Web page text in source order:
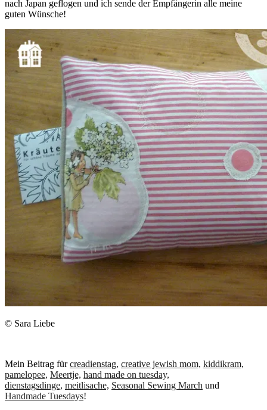
nach Japan geflogen und ich sende der Empfängerin alle meine
guten Wünsche!
© Sara Liebe
Mein Beitrag fürcreadienstag, creative jewish mom, kiddikram,
pamelopee, Meertje, hand made on tuesday,
dienstagsdinge, meitlisache, Seasonal Sewing March und
Handmade Tuesdays!